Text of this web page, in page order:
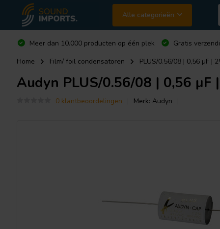
Alle categorieën
Meer dan 10.000 producten op één plek
Gratis
Home
Film/ foil condensatoren PLUS/0.56/08 | 0,56 µF |
Audyn PLUS/0.56/08 | 0,56
0 klantbeoordelingen Merk: Audyn